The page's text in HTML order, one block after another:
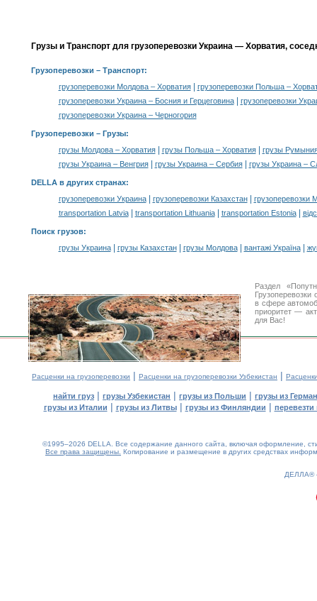
Грузы и Транспорт для грузоперевозки Украина — Хорватия,
Грузоперевозки – Транспорт:
грузоперевозки Молдова – Хорватия|
грузоперевозки Польша –
грузоперевозки Украина – Босния и Герцеговина|
грузоперевозки
грузоперевозки Украина – Черногория
Грузоперевозки – Грузы:
грузы Молдова – Хорватия| грузы Польша – Хорватия|
грузы
грузы Украина – Венгрия| грузы Украина – Сербия| грузы Украина –
DELLA в других странах:
грузоперевозки Украина| грузоперевозки Казахстан|
грузоперевозки
transportation Latvia| transportation Lithuania| transportation Estonia|
Поиск грузов:
грузы Украина| грузы Казахстан| грузы Молдова| вантажі Україна|
Раздел
в сфере
приоритет —
для Вас!
Расценки на грузоперевозки | Расценки на грузоперевозки Узбекистан |
найти груз | грузы Узбекистан | грузы из Польши | грузы из
грузы из Италии | грузы из Литвы| грузы из Финляндии | перевезти
©1995–2026 DELLA. Все содержание данного сайта, включая оформление,
Все права защищены. Копирование и размещение в других средствах